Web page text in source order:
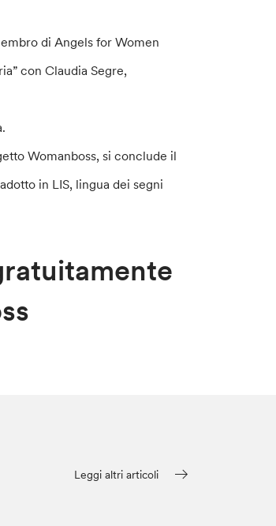
di Angels for Women
con Claudia Segre,
Womanboss, si conclude il
in LIS, lingua dei segni
Leggi altri articoli